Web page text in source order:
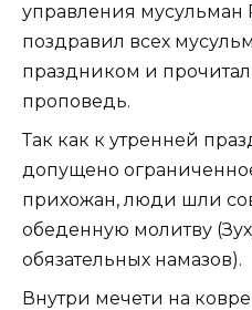
управления мусульман
поздравил всех
праздником и
проповедь.
Так как к утренней
допущено
прихожан, люди шли
обеденную молитву
обязательных намазов).
Внутри мечети на